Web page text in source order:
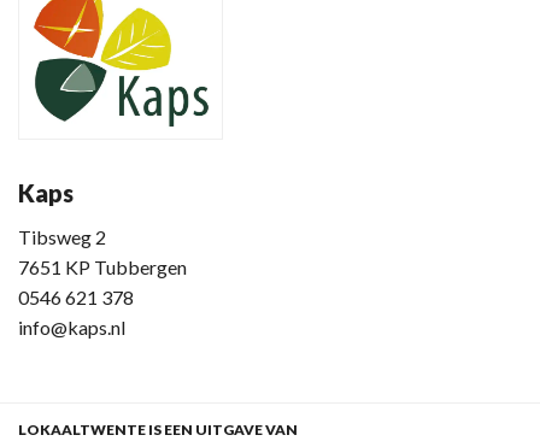
Kaps
Tibsweg 2
7651 KP Tubbergen
0546 621 378
info@kaps.nl
LOKAALTWENTE IS EEN UITGAVE VAN